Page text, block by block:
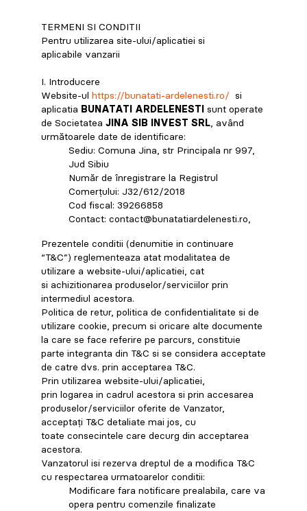
TERMENI SI CONDITII
Pentru utilizarea site-ului/aplicatiei si
aplicabile vanzarii
I. Introducere
Website-ul https://bunatati-ardelenesti.ro/ si
aplicatia BUNATATI ARDELENESTI sunt operate
de Societatea JINA SIB INVEST SRL, având
următoarele date de identificare:
Sediu: Comuna Jina, str Principala nr 997,
Jud Sibiu
Număr de înregistrare la Registrul
Comerțului: J32/612/2018
Cod fiscal: 39266858
Contact: contact@bunatatiardelenesti.ro,
Prezentele conditii (denumitie in continuare
“T&C”) reglementeaza atat modalitatea de
utilizare a website-ului/aplicatiei, cat
si achizitionarea produselor/serviciilor prin
intermediul acestora.
Politica de retur, politica de confidentialitate si de
utilizare cookie, precum si oricare alte documente
la care se face referire pe parcurs, constituie
parte integranta din T&C si se considera acceptate
de catre dvs. prin acceptarea T&C.
Prin utilizarea website-ului/aplicatiei,
prin logarea in cadrul acestora si prin accesarea
produselor/serviciilor oferite de Vanzator,
acceptați T&C detaliate mai jos, cu
toate consecintele care decurg din acceptarea
acestora.
Vanzatorul isi rezerva dreptul de a modifica T&C
cu respectarea urmatoarelor conditii:
Modificare fara notificare prealabila, care va
opera pentru comenzile finalizate